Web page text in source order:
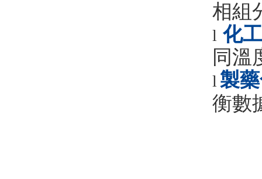
相組
l 化
同溫
l 製
衡數